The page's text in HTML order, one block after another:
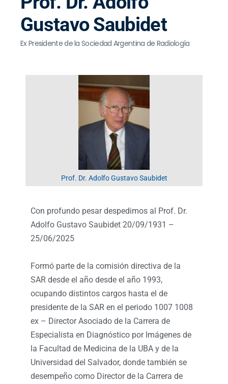
Gustavo Saubidet
Ex Presidente de la Sociedad Argentina de Radiología
Prof. Dr. Adolfo Gustavo Saubidet
Con profundo pesar despedimos al Prof. Dr.
Adolfo Gustavo Saubidet 20/09/1931 –
25/06/2025
Formó parte de la comisión directiva de la
SAR desde el año desde el año 1993,
ocupando distintos cargos hasta el de
presidente de la SAR en el periodo 1007 1008
ex – Director Asociado de la Carrera de
Especialista en Diagnóstico por Imágenes de
la Facultad de Medicina de la UBA y de la
Universidad del Salvador, donde también se
desempeño como Director de la Carrera de